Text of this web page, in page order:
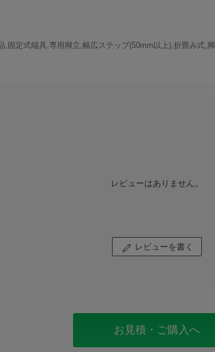
固定式端具,専用脚立,幅広ステップ(50mm以上),折畳み式,脚
レビューはありません。
レビューを書く
お見積・ご購入へ